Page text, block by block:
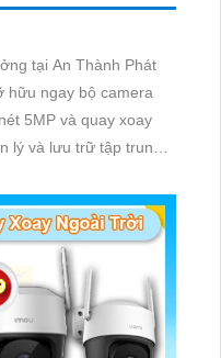
tại An Thành Phát
hữu ngay bộ camera
5MP và quay xoay
lý và lưu trữ tập trung